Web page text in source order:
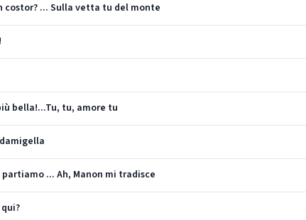
costor? ... Sulla vetta tu del monte
bella!...Tu, tu, amore tu
... Ah, Manon mi tradisce